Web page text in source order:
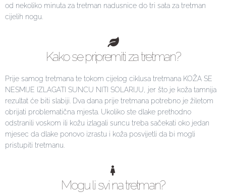
od nekoliko minuta za tretman nadusnice do tri sata za tretman
cijelih nogu.
Kako se pripremiti za tretman?
Prije samog tretmana te tokom cijelog ciklusa tretmana KOŽA SE
NESMIJE IZLAGATI SUNCU NITI SOLARIJU, jer što je koža tamnija
rezultat će biti slabiji. Dva dana prije tretmana potrebno je žiletom
obrijati problematična mjesta. Ukoliko ste dlake prethodno
odstranili voskom ili kožu izlagali suncu treba sačekati oko jedan
mjesec da dlake ponovo izrastu i koža posvijetli da bi mogli
pristupiti tretmanu.
Mogu li svi na tretman?